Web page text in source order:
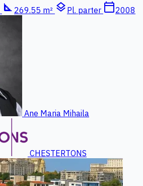
square_foot 269.55 m² layers Pl. parter calendar_today2008
Ane Maria Mihaila
CHESTERTONS